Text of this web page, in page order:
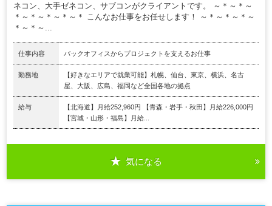
ネコン、大手ゼネコン、サブコンがクライアントです。 ～＊～＊～
＊～＊～＊～＊～＊ こんなお仕事をお任せします！ ～＊～＊～＊～
＊～＊～...
仕事内容 バックオフィスからプロジェクトを支えるお仕事
勤務地
【好きなエリアで就業可能】札幌、仙台、東京、横浜、名古
屋、大阪、広島、福岡など全国各地の拠点
給与
【北海道】月給252,960円 【青森・岩手・秋田】月給226,000円
【宮城・山形・福島】月給...
気になる